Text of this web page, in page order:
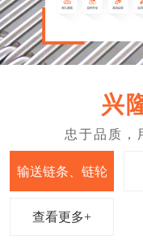
输送链条、链轮
查看更多+